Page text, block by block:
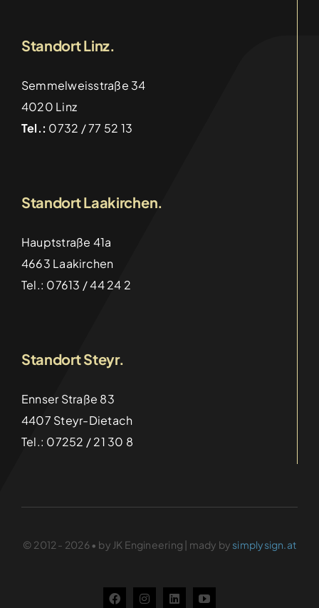
Standort Linz.
Semmelweisstraße 34
4020 Linz
Tel.: 0732 / 77 52 13
Standort Laakirchen.
Hauptstraße 41a
4663 Laakirchen
Tel.: 07613 / 44 24 2
Standort Steyr.
Ennser Straße 83
4407 Steyr-Dietach
Tel.: 07252 / 21 30 8
© 2012 - 2026 • by JK Engineering | mady by simplysign.at
Categories:Aktuelles